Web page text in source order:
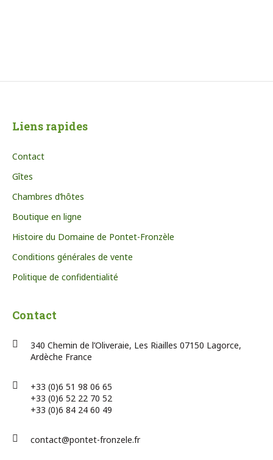
Liens rapides
Contact
Gîtes
Chambres d’hôtes
Boutique en ligne
Histoire du Domaine de Pontet-Fronzèle
Conditions générales de vente
Politique de confidentialité
Contact
340 Chemin de l’Oliveraie, Les Riailles 07150 Lagorce,
Ardèche France
+33 (0)6 51 98 06 65
+33 (0)6 52 22 70 52
+33 (0)6 84 24 60 49
contact@pontet-fronzele.fr